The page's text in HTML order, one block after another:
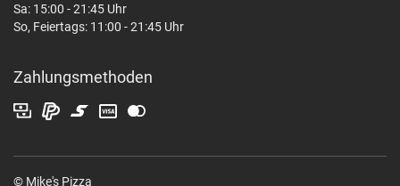
Sa: 15:00 - 21:45 Uhr
So, Feiertags: 11:00 - 21:45 Uhr
Zahlungsmethoden
© Mike's Pizza